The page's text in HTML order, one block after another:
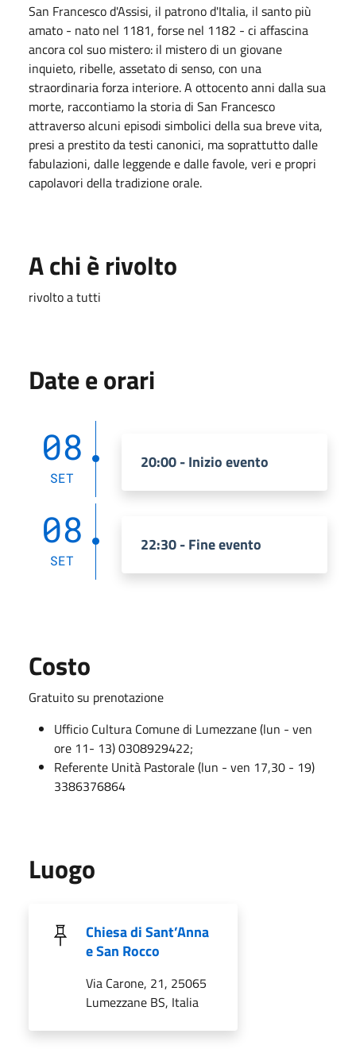
San Francesco d'Assisi, il patrono d'Italia, il santo più
amato - nato nel 1181, forse nel 1182 - ci affascina
ancora col suo mistero: il mistero di un giovane
inquieto, ribelle, assetato di senso, con una
straordinaria forza interiore. A ottocento anni dalla sua
morte, raccontiamo la storia di San Francesco
attraverso alcuni episodi simbolici della sua breve vita,
presi a prestito da testi canonici, ma soprattutto dalle
fabulazioni, dalle leggende e dalle favole, veri e propri
capolavori della tradizione orale.
A chi è rivolto
rivolto a tutti
Date e orari
08
SET
20:00 - Inizio evento
08
SET
22:30 - Fine evento
Costo
Gratuito su prenotazione
Ufficio Cultura Comune di Lumezzane (lun - ven
ore 11- 13) 0308929422;
Referente Unità Pastorale (lun - ven 17,30 - 19)
3386376864
Luogo
Chiesa di Sant’Anna
e San Rocco
Via Carone, 21, 25065
Lumezzane BS, Italia